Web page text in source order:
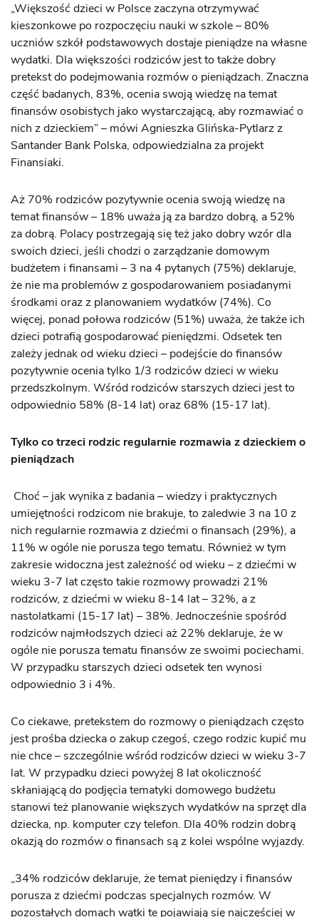
„Większość dzieci w Polsce zaczyna otrzymywać
kieszonkowe po rozpoczęciu nauki w szkole – 80%
uczniów szkół podstawowych dostaje pieniądze na własne
wydatki. Dla większości rodziców jest to także dobry
pretekst do podejmowania rozmów o pieniądzach. Znaczna
część badanych, 83%, ocenia swoją wiedzę na temat
finansów osobistych jako wystarczającą, aby rozmawiać o
nich z dzieckiem” – mówi Agnieszka Glińska-Pytlarz z
Santander Bank Polska, odpowiedzialna za projekt
Finansiaki.
Aż 70% rodziców pozytywnie ocenia swoją wiedzę na
temat finansów – 18% uważa ją za bardzo dobrą, a 52%
za dobrą. Polacy postrzegają się też jako dobry wzór dla
swoich dzieci, jeśli chodzi o zarządzanie domowym
budżetem i finansami – 3 na 4 pytanych (75%) deklaruje,
że nie ma problemów z gospodarowaniem posiadanymi
środkami oraz z planowaniem wydatków (74%). Co
więcej, ponad połowa rodziców (51%) uważa, że także ich
dzieci potrafią gospodarować pieniędzmi. Odsetek ten
zależy jednak od wieku dzieci – podejście do finansów
pozytywnie ocenia tylko 1/3 rodziców dzieci w wieku
przedszkolnym. Wśród rodziców starszych dzieci jest to
odpowiednio 58% (8-14 lat) oraz 68% (15-17 lat).
Tylko co trzeci rodzic regularnie rozmawia z dzieckiem o
pieniądzach
Choć – jak wynika z badania – wiedzy i praktycznych
umiejętności rodzicom nie brakuje, to zaledwie 3 na 10 z
nich regularnie rozmawia z dziećmi o finansach (29%), a
11% w ogóle nie porusza tego tematu. Również w tym
zakresie widoczna jest zależność od wieku – z dziećmi w
wieku 3-7 lat często takie rozmowy prowadzi 21%
rodziców, z dziećmi w wieku 8-14 lat – 32%, a z
nastolatkami (15-17 lat) – 38%. Jednocześnie spośród
rodziców najmłodszych dzieci aż 22% deklaruje, że w
ogóle nie porusza tematu finansów ze swoimi pociechami.
W przypadku starszych dzieci odsetek ten wynosi
odpowiednio 3 i 4%.
Co ciekawe, pretekstem do rozmowy o pieniądzach często
jest prośba dziecka o zakup czegoś, czego rodzic kupić mu
nie chce – szczególnie wśród rodziców dzieci w wieku 3-7
lat. W przypadku dzieci powyżej 8 lat okoliczność
skłaniającą do podjęcia tematyki domowego budżetu
stanowi też planowanie większych wydatków na sprzęt dla
dziecka, np. komputer czy telefon. Dla 40% rodzin dobrą
okazją do rozmów o finansach są z kolei wspólne wyjazdy.
„34% rodziców deklaruje, że temat pieniędzy i finansów
porusza z dziećmi podczas specjalnych rozmów. W
pozostałych domach wątki te pojawiają się najczęściej w